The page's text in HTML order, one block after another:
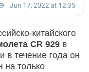
китайского
CR 929 в
в течение года он
на только